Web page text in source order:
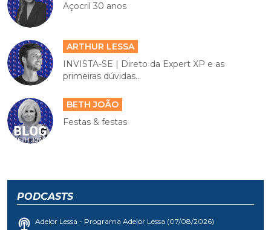
Açocril 30 anos
ARTHUR LESSA
INVISTA-SE | Direto da Expert XP e as
primeiras dúvidas...
BETH JOÃO
Festas & festas
PODCASTS
Adelor Lessa - Programa Adelor Lessa (07/08/2026)